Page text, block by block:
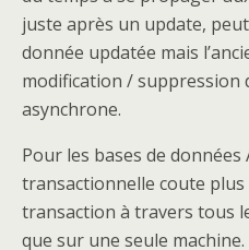
juste après un update,
donnée updatée mais
modification / suppression
asynchrone.
Pour les bases de données
transactionnelle coute
transaction à travers tous
que sur une seule machine.